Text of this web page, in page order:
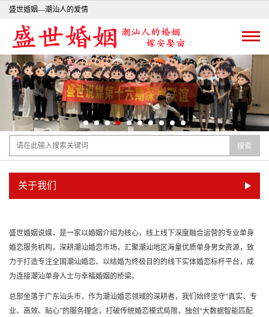
盛世婚姻—潮汕人的爱情
搜索
关于我们
盛世婚姻说媒，是一家以婚姻介绍为核心，线上线下深度融合运营的专业单身
婚恋服务机构，深耕潮汕婚恋市场，汇聚潮汕地区海量优质单身男女资源，致
力于打造专注全国潮汕婚恋、以结婚为终极目的的线下实体婚恋标杆平台，成
为连接潮汕单身人士与幸福婚姻的桥梁。
总部坐落于广东汕头市，作为潮汕婚恋领域的深耕者，我们始终坚守“真实、专
业、高效、贴心”的服务理念，打破传统婚恋模式局限，独创“大数据智能匹配